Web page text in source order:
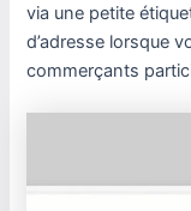
via une petite
d’adresse lorsque
commerçants